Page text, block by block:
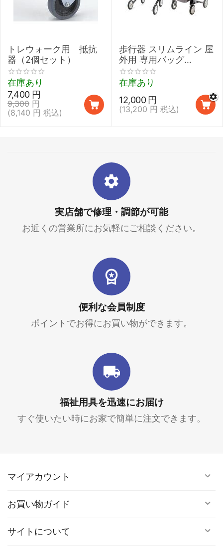
トレウォーク用 抵抗
器（2個セット）
在庫あり
9,300 円
7,400 円
(8,140 円 税込)
歩行器 スリムライン 屋
外用 専用バッグ
【byACRE】
在庫あり
12,000 円
(13,200 円 税込)
実店舗で修理・調節が可能
お近くの営業所にお気軽にご相談ください。
便利な会員制度
ポイントでお得にお買い物ができます。
福祉用具を迅速にお届け
すぐ使いたい時にお家で簡単に注文できます。
マイアカウント
お買い物ガイド
サイトについて